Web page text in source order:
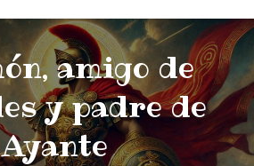
amigo de
y padre de
Ayante